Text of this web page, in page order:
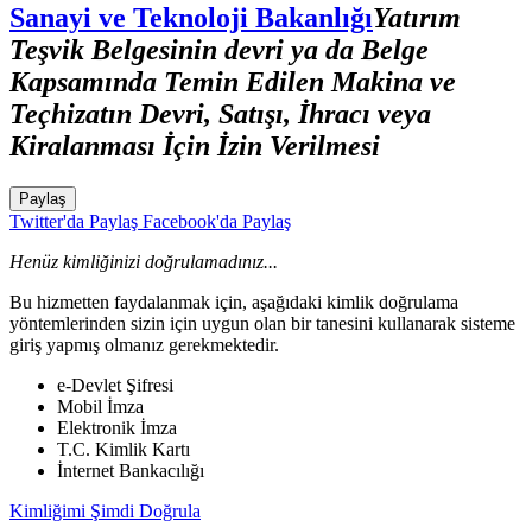
Sanayi ve Teknoloji BakanlığıYatırım
Teşvik Belgesinin devri ya da Belge
Kapsamında Temin Edilen Makina ve
Teçhizatın Devri, Satışı, İhracı veya
Kiralanması İçin İzin Verilmesi
Paylaş
Twitter'da Paylaş Facebook'da Paylaş
Henüz kimliğinizi doğrulamadınız...
Bu hizmetten faydalanmak için, aşağıdaki kimlik doğrulama
yöntemlerinden sizin için uygun olan bir tanesini kullanarak sisteme
giriş yapmış olmanız gerekmektedir.
e-Devlet Şifresi
Mobil İmza
Elektronik İmza
T.C. Kimlik Kartı
İnternet Bankacılığı
Kimliğimi Şimdi Doğrula